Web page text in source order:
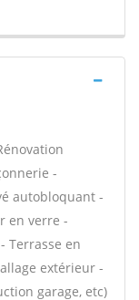
-
autobloquant -
en verre -
Terrasse en
extérieur -
garage, etc)